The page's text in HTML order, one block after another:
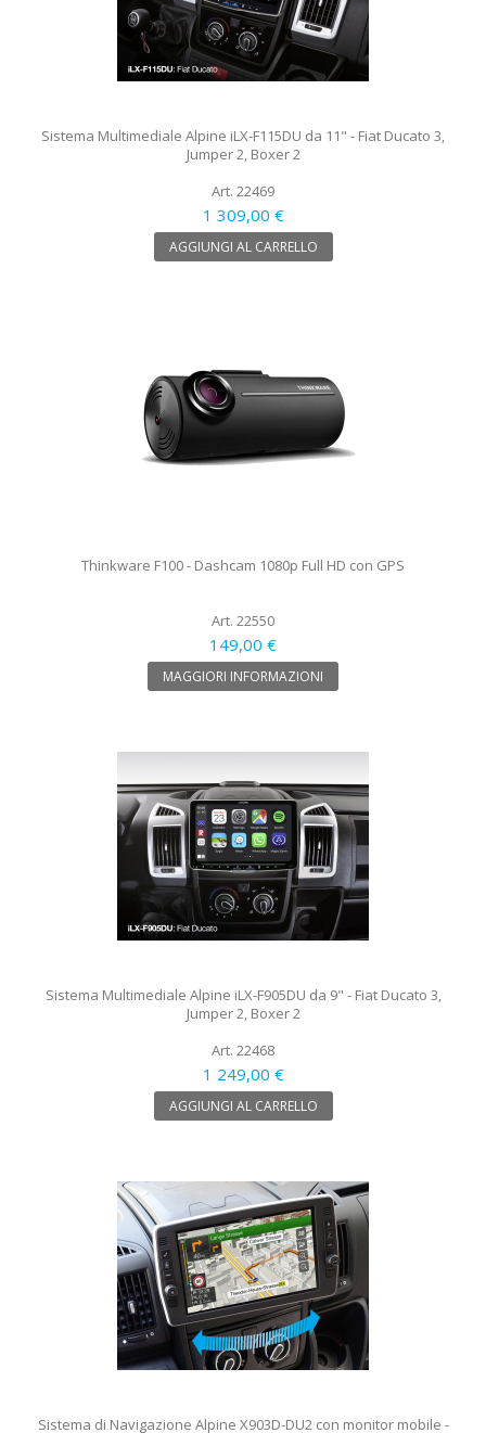
Sistema Multimediale Alpine iLX-F115DU da 11" - Fiat Ducato 3,
Jumper 2, Boxer 2
Art. 22469
1 309,00 €
AGGIUNGI AL CARRELLO
Thinkware F100 - Dashcam 1080p Full HD con GPS
Art. 22550
149,00 €
MAGGIORI INFORMAZIONI
Sistema Multimediale Alpine iLX-F905DU da 9" - Fiat Ducato 3,
Jumper 2, Boxer 2
Art. 22468
1 249,00 €
AGGIUNGI AL CARRELLO
Sistema di Navigazione Alpine X903D-DU2 con monitor mobile -